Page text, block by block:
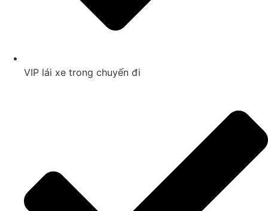
VIP lái xe trong chuyến đi